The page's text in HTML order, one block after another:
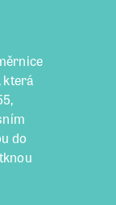
která
do